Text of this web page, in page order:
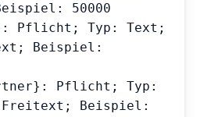
50000
Pflicht; Typ: Text;
Beispiel:
Pflicht; Typ:
Freitext; Beispiel: